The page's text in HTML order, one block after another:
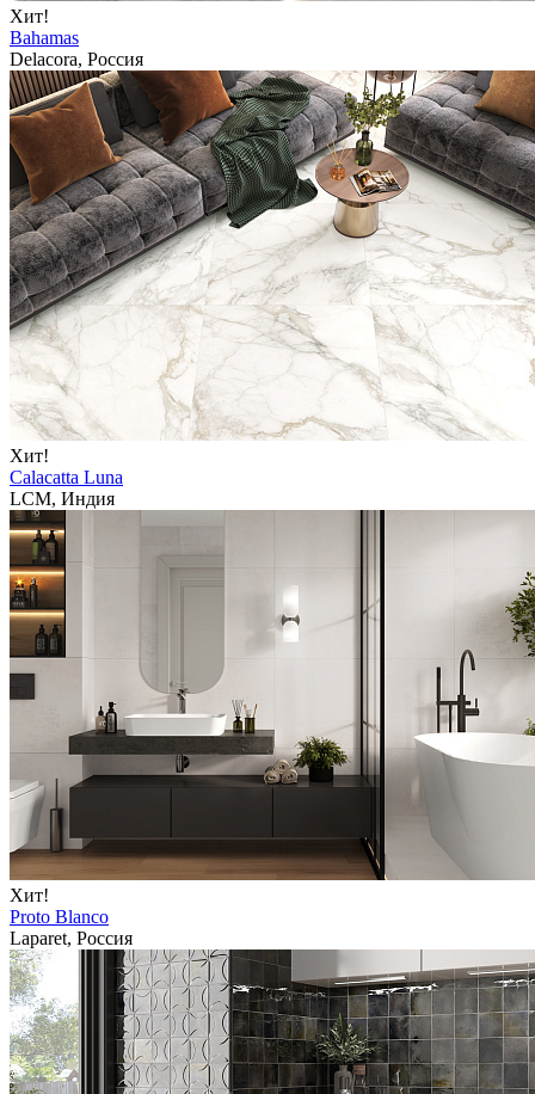
Хит!
Bahamas
Delacora, Россия
Хит!
Calacatta Luna
LCM, Индия
Хит!
Proto Blanco
Laparet, Россия